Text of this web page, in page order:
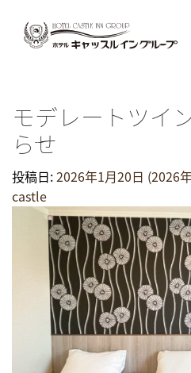
モデレートツイ
らせ
投稿日:2026年1月20日 (2026
castle